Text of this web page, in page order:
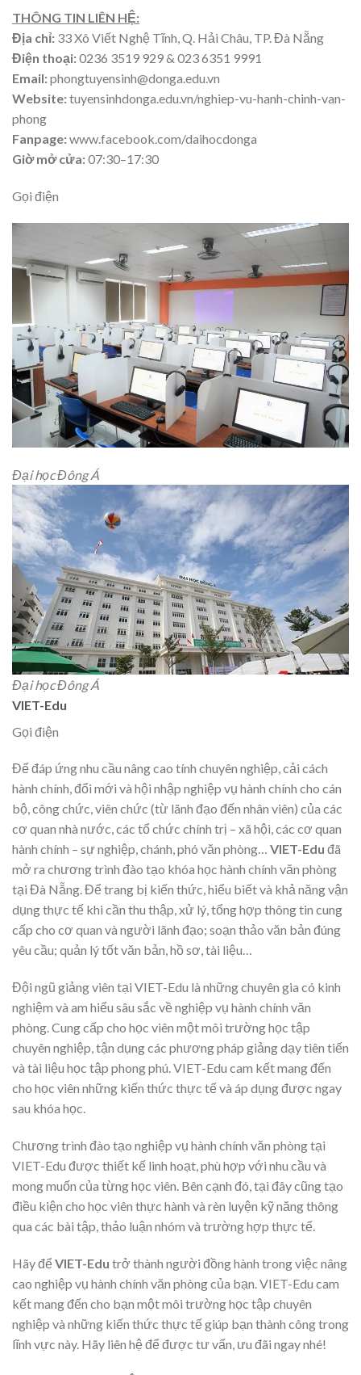
THÔNG TIN LIÊN HỆ:
Địa chỉ: 33 Xô Viết Nghệ Tĩnh, Q. Hải Châu, TP. Đà Nẵng
Điện thoại:0236 3519 929 & 023 6351 9991
Email:phongtuyensinh@donga.edu.vn
Website:tuyensinhdonga.edu.vn/nghiep-vu-hanh-chinh-van-
phong
Fanpage:www.facebook.com/daihocdonga
Giờ mở cửa:07:30–17:30
Gọi điện
Đại học Đông Á
Đại học Đông Á
VIET-Edu
Gọi điện
Để đáp ứng nhu cầu nâng cao tính chuyên nghiệp, cải cách
hành chính, đổi mới và hội nhập nghiệp vụ hành chính cho cán
bộ, công chức, viên chức (từ lãnh đạo đến nhân viên) của các
cơ quan nhà nước, các tổ chức chính trị – xã hội, các cơ quan
hành chính – sự nghiệp, chánh, phó văn phòng… VIET-Edu đã
mở ra chương trình đào tạo khóa học hành chính văn phòng
tại Đà Nẵng.Để trang bị kiến thức, hiểu biết và khả năng vận
dụng thực tế khi cần thu thập, xử lý, tổng hợp thông tin cung
cấp cho cơ quan và người lãnh đạo; soạn thảo văn bản đúng
yêu cầu; quản lý tốt văn bản, hồ sơ, tài liệu…
Đội ngũ giảng viên tại VIET-Edu là những chuyên gia có kinh
nghiệm và am hiểu sâu sắc về nghiệp vụ hành chính văn
phòng. Cung cấp cho học viên một môi trường học tập
chuyên nghiệp, tận dụng các phương pháp giảng dạy tiên tiến
và tài liệu học tập phong phú. VIET-Edu cam kết mang đến
cho học viên những kiến thức thực tế và áp dụng được ngay
sau khóa học.
Chương trình đào tạo nghiệp vụ hành chính văn phòng tại
VIET-Edu được thiết kế linh hoạt, phù hợp với nhu cầu và
mong muốn của từng học viên. Bên cạnh đó, tại đây cũng tạo
điều kiện cho học viên thực hành và rèn luyện kỹ năng thông
qua các bài tập, thảo luận nhóm và trường hợp thực tế.
Hãy để VIET-Edu trở thành người đồng hành trong việc nâng
cao nghiệp vụ hành chính văn phòng của bạn. VIET-Edu cam
kết mang đến cho bạn một môi trường học tập chuyên
nghiệp và những kiến thức thực tế giúp bạn thành công trong
lĩnh vực này. Hãy liên hệ để được tư vấn, ưu đãi ngay nhé!